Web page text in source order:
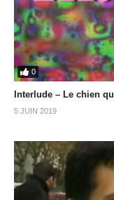
0
Interlude – Le chien
5 JUIN 2019